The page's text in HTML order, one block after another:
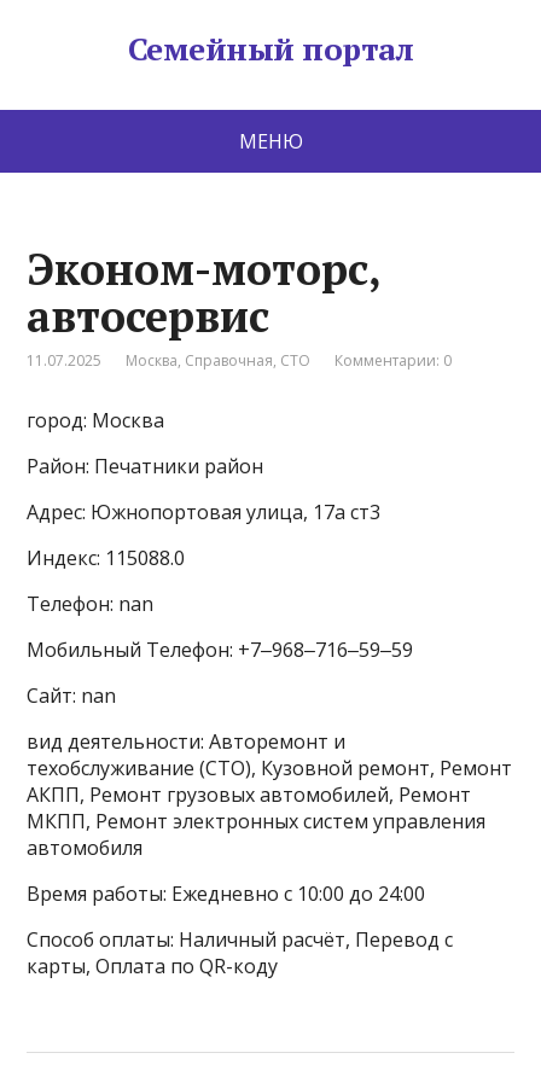
Семейный портал
МЕНЮ
Эконом-моторс,
автосервис
11.07.2025 Москва, Справочная, СТО Комментарии: 0
город: Москва
Район: Печатники район
Адрес: Южнопортовая улица, 17а ст3
Индекс: 115088.0
Телефон: nan
Мобильный Телефон: +7‒968‒716‒59‒59
Сайт: nan
вид деятельности: Авторемонт и
техобслуживание (СТО), Кузовной ремонт, Ремонт
АКПП, Ремонт грузовых автомобилей, Ремонт
МКПП, Ремонт электронных систем управления
автомобиля
Время работы: Ежедневно с 10:00 до 24:00
Способ оплаты: Наличный расчёт, Перевод с
карты, Оплата по QR-коду